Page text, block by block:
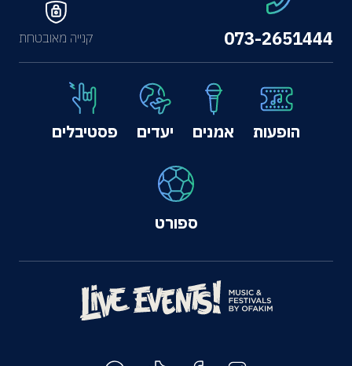
073-2651444
הופעות אמנים יעדים פסטיבלים
ספורט
קנייה מאובטחת